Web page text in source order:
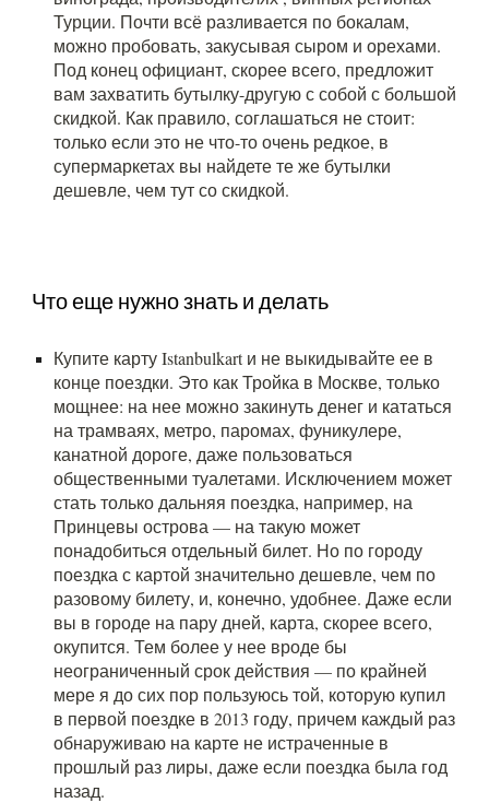
Турции. Почти всё разливается по бокалам,
можно пробовать, закусывая сыром и орехами.
Под конец официант, скорее всего, предложит
вам захватить бутылку-другую с собой с большой
скидкой. Как правило, соглашаться не стоит:
только если это не что-то очень редкое, в
супермаркетах вы найдете те же бутылки
дешевле, чем тут со скидкой.
Что еще нужно знать и делать
Купите карту Istanbulkart и не выкидывайте ее в
конце поездки. Это как Тройка в Москве, только
мощнее: на нее можно закинуть денег и кататься
на трамваях, метро, паромах, фуникулере,
канатной дороге, даже пользоваться
общественными туалетами. Исключением может
стать только дальняя поездка, например, на
Принцевы острова — на такую может
понадобиться отдельный билет. Но по городу
поездка с картой значительно дешевле, чем по
разовому билету, и, конечно, удобнее. Даже если
вы в городе на пару дней, карта, скорее всего,
окупится. Тем более у нее вроде бы
неограниченный срок действия — по крайней
мере я до сих пор пользуюсь той, которую купил
в первой поездке в 2013 году, причем каждый раз
обнаруживаю на карте не истраченные в
прошлый раз лиры, даже если поездка была год
назад.